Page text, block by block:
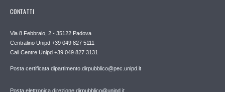
CONTATTI
Via 8 Febbraio, 2 - 35122 Padova
Centralino Unipd +39 049 827 5111
Call Centre Unipd +39 049 827 3131
Posta certificata dipartimento.dirpubblico@pec.unipd.it
Posta elettronica direzione.dirpubblico@unipd.it